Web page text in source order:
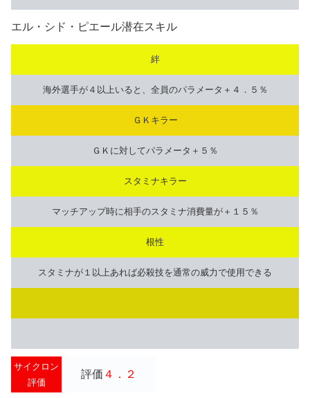
エル・シド・ピエール潜在スキル
絆
海外選手が４以上いると、全員のパラメータ＋４．５％
ＧＫキラー
ＧＫに対してパラメータ＋５％
スタミナキラー
マッチアップ時に相手のスタミナ消費量が＋１５％
根性
スタミナが１以上あれば必殺技を通常の威力で使用できる
サイクロン
評価
評価 ４．２